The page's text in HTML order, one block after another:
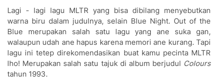
Lagi - lagi lagu MLTR yang bisa dibilang menyebutkan
warna biru dalam judulnya, selain Blue Night. Out of the
Blue merupakan salah satu lagu yang ane suka gan,
walaupun udah ane hapus karena memori ane kurang. Tapi
lagu ini tetep direkomendasikan buat kamu pecinta MLTR
lho! Merupakan salah satu tajuk di album berjudul Colours
tahun 1993.